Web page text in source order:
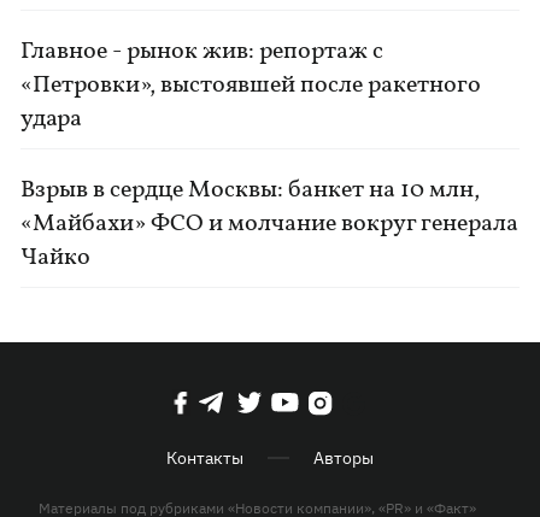
Главное - рынок жив: репортаж с
«Петровки», выстоявшей после ракетного
удара
Взрыв в сердце Москвы: банкет на 10 млн,
«Майбахи» ФСО и молчание вокруг генерала
Чайко
Контакты Авторы
Материалы под рубриками «Новости компании», «PR» и «Факт»